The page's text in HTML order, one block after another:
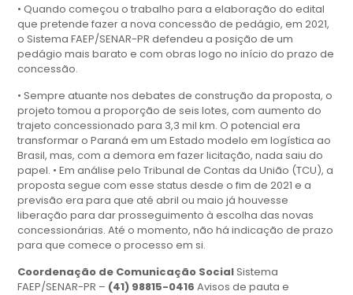
• Quando começou o trabalho para a elaboração do edital
que pretende fazer a nova concessão de pedágio, em 2021,
o Sistema FAEP/SENAR-PR defendeu a posição de um
pedágio mais barato e com obras logo no início do prazo de
concessão.
• Sempre atuante nos debates de construção da proposta, o
projeto tomou a proporção de seis lotes, com aumento do
trajeto concessionado para 3,3 mil km. O potencial era
transformar o Paraná em um Estado modelo em logística ao
Brasil, mas, com a demora em fazer licitação, nada saiu do
papel. • Em análise pelo Tribunal de Contas da União (TCU), a
proposta segue com esse status desde o fim de 2021 e a
previsão era para que até abril ou maio já houvesse
liberação para dar prosseguimento à escolha das novas
concessionárias. Até o momento, não há indicação de prazo
para que comece o processo em si.
Coordenação de Comunicação SocialSistema
FAEP/SENAR-PR – (41) 98815-0416 Avisos de pauta e